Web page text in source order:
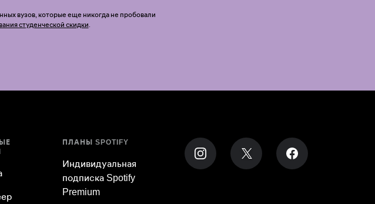
вузов, которые еще никогда не пробовали
студенческой скидки.
ПЛАНЫ SPOTIFY
Индивидуальная
подписка Spotify
Premium